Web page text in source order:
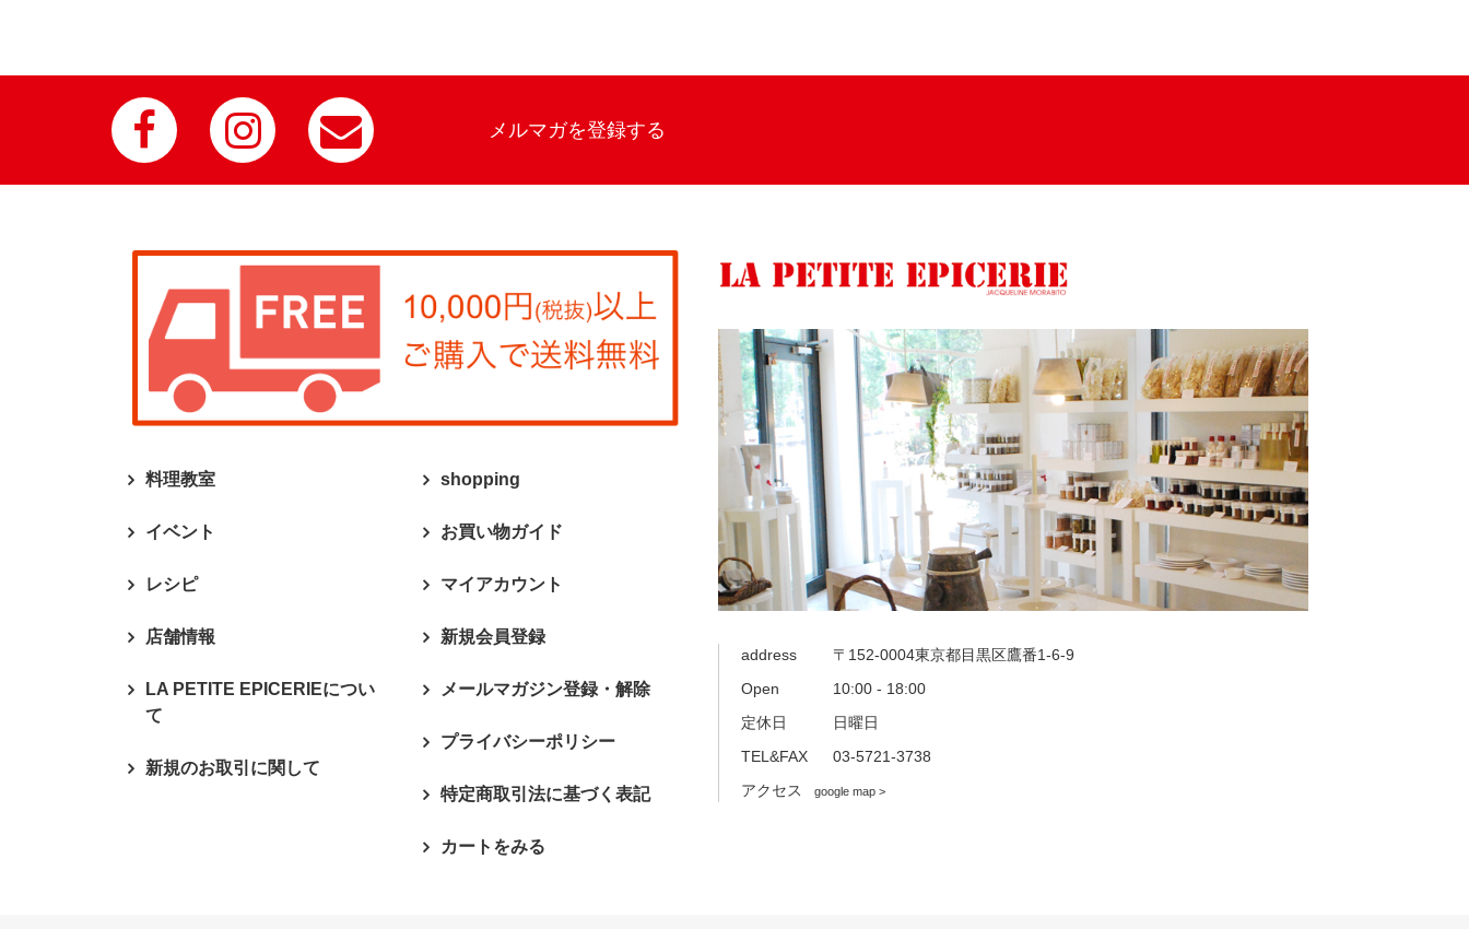
メルマガを登録する
料理教室
イベント
レシピ
店舗情報
LA PETITE EPICERIEについ
て
新規のお取引に関して
shopping
お買い物ガイド
マイアカウント
新規会員登録
メールマガジン登録・解除
プライバシーポリシー
特定商取引法に基づく表記
カートをみる
address
〒152-0004東京都目黒区鷹番1-6-9
Open
10:00 - 18:00
定休日
日曜日
TEL&FAX
03-5721-3738
アクセス
google map >